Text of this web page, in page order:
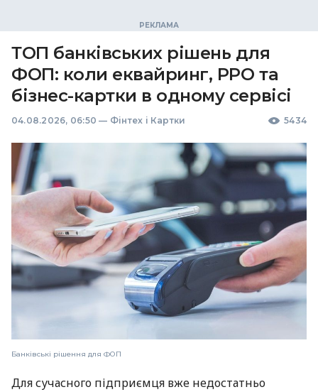
ТОП банківських рішень для
ФОП: коли еквайринг, РРО та
бізнес-картки в одному сервісі
04.08.2026, 06:50 — Фінтех і Картки 5434
Банківські рішення для ФОП
Для сучасного підприємця вже недостатньо